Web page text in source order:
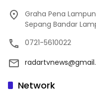
Graha Pena
Sepang Bandar
0721-5610022
Network